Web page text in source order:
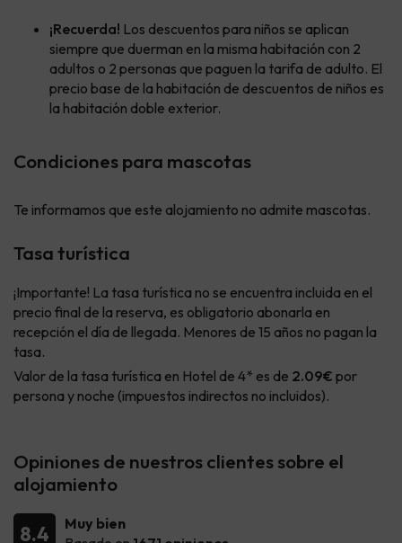
¡Recuerda! Los descuentos para niños se aplican
siempre que duerman en la misma habitación con 2
adultos o 2 personas que paguen la tarifa de adulto. El
precio base de la habitación de descuentos de niños es
la habitación doble exterior.
Condiciones para mascotas
Te informamos que este alojamiento no admite mascotas.
Tasa turística
¡Importante! La tasa turística no se encuentra incluida en el
precio final de la reserva, es obligatorio abonarla en
recepción el día de llegada. Menores de 15 años no pagan la
tasa.
Valor de la tasa turística en Hotel de 4* es de 2.09€ por
persona y noche (impuestos indirectos no incluidos).
Opiniones de nuestros clientes sobre el
alojamiento
8.4
Muy bien